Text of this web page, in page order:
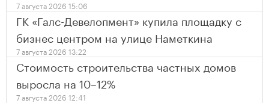
7 августа 2026 15:06
ГК «Галс-Девелопмент» купила площадку с
бизнес центром на улице Наметкина
7 августа 2026 13:22
Стоимость строительства частных домов
выросла на 10–12%
7 августа 2026 12:41